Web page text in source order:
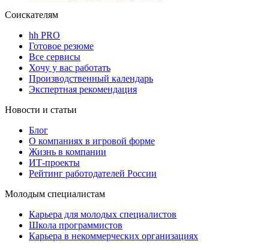
Соискателям
hh PRO
Готовое резюме
Все сервисы
Хочу у вас работать
Производственный календарь
Экспертная рекомендация
Новости и статьи
Блог
О компаниях в игровой форме
Жизнь в компании
ИТ-проекты
Рейтинг работодателей России
Молодым специалистам
Карьера для молодых специалистов
Школа программистов
Карьера в некоммерческих организациях